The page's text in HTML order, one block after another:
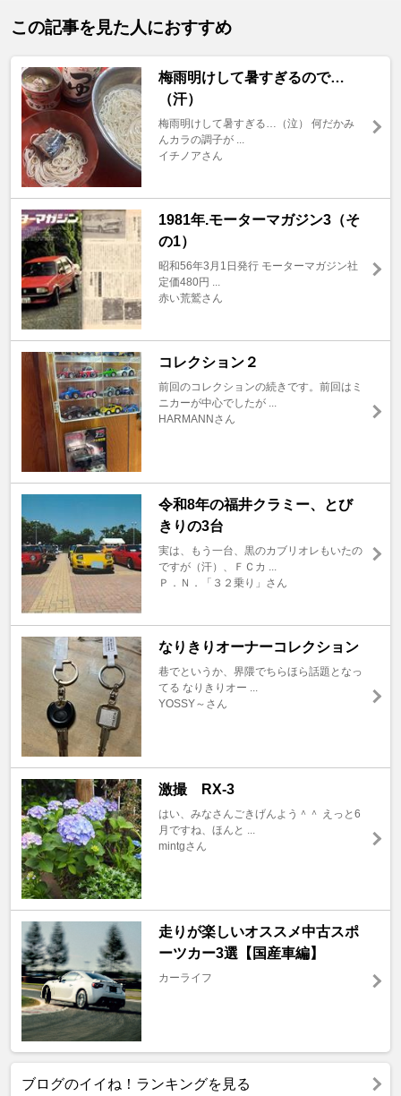
この記事を見た人におすすめ
梅雨明けして暑すぎるので…
（汗）
梅雨明けして暑すぎる…（泣） 何だかみ
んカラの調子が ...
イチノアさん
1981年.モーターマガジン3（そ
の1）
昭和56年3月1日発行 モーターマガジン社
定価480円 ...
赤い荒鷲さん
コレクション２
前回のコレクションの続きです。前回はミ
ニカーが中心でしたが ...
HARMANNさん
令和8年の福井クラミー、とび
きりの3台
実は、もう一台、黒のカブリオレもいたの
ですが（汗）、ＦＣカ ...
Ｐ．Ｎ．「３２乗り」さん
なりきりオーナーコレクション
巷でというか、界隈でちらほら話題となっ
てる なりきりオー ...
YOSSY～さん
激撮 RX-3
はい、みなさんごきげんよう＾＾ えっと6
月ですね、ほんと ...
mintgさん
走りが楽しいオススメ中古スポ
ーツカー3選【国産車編】
カーライフ
ブログのイイね！ランキングを見る